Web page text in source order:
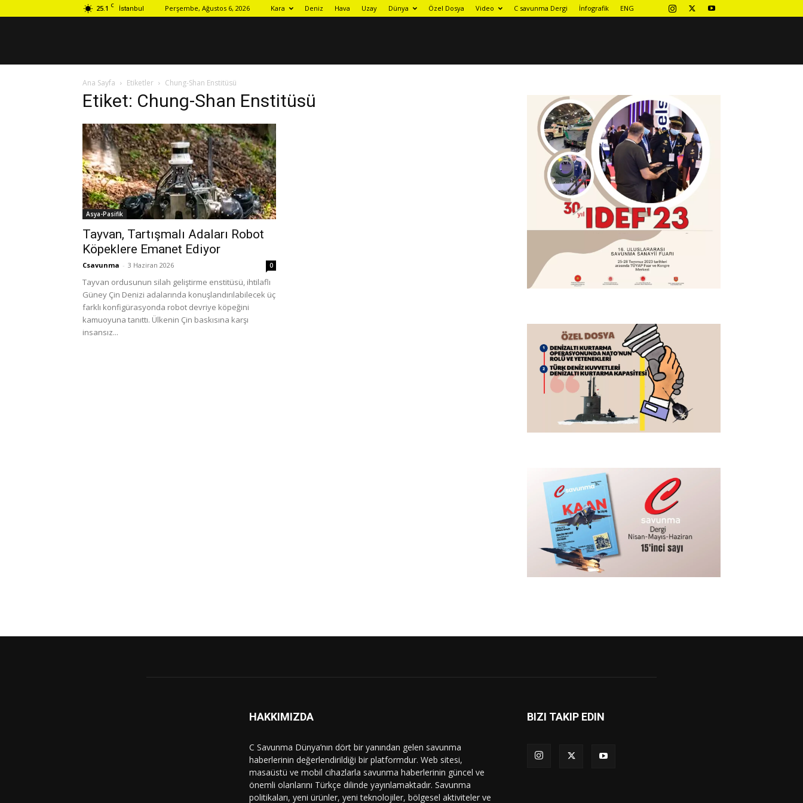
25.1 C İstanbul Perşembe, Ağustos 6, 2026 Kara Deniz Hava Uzay Dünya Özel Dosya Video C savunma Dergi İnfografik ENG
Ana Sayfa Etiketler Chung-Shan Enstitüsü
Etiket: Chung-Shan Enstitüsü
Asya-Pasifik
Tayvan, Tartışmalı Adaları Robot
Köpeklere Emanet Ediyor
Csavunma - 3 Haziran 2026 0
Tayvan ordusunun silah geliştirme enstitüsü, ihtilaflı
Güney Çin Denizi adalarında konuşlandırılabilecek üç
farklı konfigürasyonda robot devriye köpeğini
kamuoyuna tanıttı. Ülkenin Çin baskısına karşı
insansız...
HAKKIMIZDA
C Savunma Dünya’nın dört bir yanından gelen savunma
haberlerinin değerlendirildiği bir platformdur. Web sitesi,
masaüstü ve mobil cihazlarla savunma haberlerinin güncel ve
önemli olanlarını Türkçe dilinde yayınlamaktadır. Savunma
politikaları, yeni ürünler, yeni teknolojiler, bölgesel aktiviteler ve
BIZI TAKIP EDIN